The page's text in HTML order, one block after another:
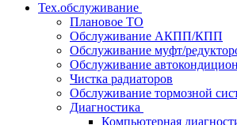
Тех.обслуживание
Плановое ТО
Обслуживание АКПП/КПП
Обслуживание муфт/
Обслуживание
Чистка радиаторов
Обслуживание тормозной
Диагностика
Компьютерная